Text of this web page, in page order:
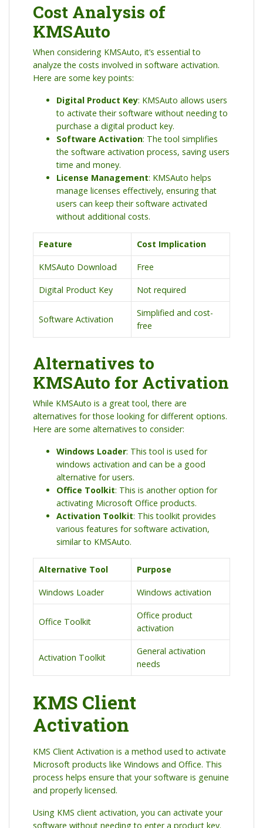
Cost Analysis of
KMSAuto
When considering KMSAuto, it’s essential to
analyze the costs involved in software activation.
Here are some key points:
Digital Product Key: KMSAuto allows users
to activate their software without needing to
purchase a digital product key.
Software Activation: The tool simplifies
the software activation process, saving users
time and money.
License Management: KMSAuto helps
manage licenses effectively, ensuring that
users can keep their software activated
without additional costs.
Feature Cost Implication
KMSAuto Download Free
Digital Product Key Not required
Software Activation
Simplified and cost-
free
Alternatives to
KMSAuto for Activation
While KMSAuto is a great tool, there are
alternatives for those looking for different options.
Here are some alternatives to consider:
Windows Loader: This tool is used for
windows activation and can be a good
alternative for users.
Office Toolkit: This is another option for
activating Microsoft Office products.
Activation Toolkit: This toolkit provides
various features for software activation,
similar to KMSAuto.
Alternative Tool Purpose
Windows Loader Windows activation
Office Toolkit
Office product
activation
Activation Toolkit
General activation
needs
KMS Client
Activation
KMS Client Activation is a method used to activate
Microsoft products like Windows and Office. This
process helps ensure that your software is genuine
and properly licensed.
Using KMS client activation, you can activate your
software without needing to enter a product key.